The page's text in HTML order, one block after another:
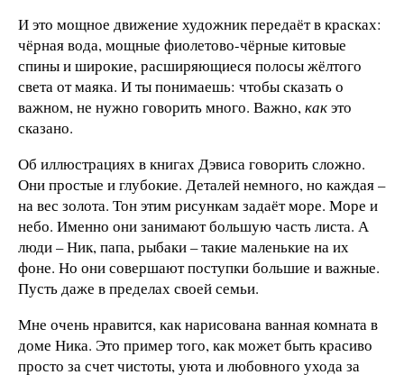
И это мощное движение художник передаёт в красках:
чёрная вода, мощные фиолетово-чёрные китовые
спины и широкие, расширяющиеся полосы жёлтого
света от маяка. И ты понимаешь: чтобы сказать о
важном, не нужно говорить много. Важно,какэто
сказано.
Об иллюстрациях в книгах Дэвиса говорить сложно.
Они простые и глубокие. Деталей немного, но каждая –
на вес золота. Тон этим рисункам задаёт море. Море и
небо. Именно они занимают большую часть листа. А
люди – Ник, папа, рыбаки – такие маленькие на их
фоне. Но они совершают поступки большие и важные.
Пусть даже в пределах своей семьи.
Мне очень нравится, как нарисована ванная комната в
доме Ника. Это пример того, как может быть красиво
просто за счет чистоты, уюта и любовного ухода за